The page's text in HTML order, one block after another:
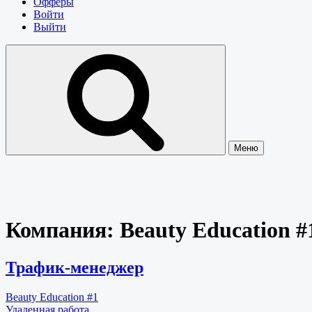
Войти
Выйти
Меню
Компания: Beauty Education
Трафик-менеджер
Beauty Education #1
Удаленная работа